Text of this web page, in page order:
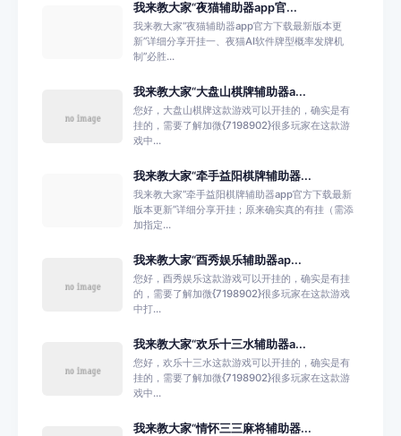
我来教大家“夜猫辅助器app官...
我来教大家“夜猫辅助器app官方下载最新版本更
新”详细分享开挂一、夜猫AI软件牌型概率发牌机
制”必胜...
我来教大家“大盘山棋牌辅助器a...
您好，大盘山棋牌这款游戏可以开挂的，确实是有
挂的，需要了解加微{7198902}很多玩家在这款游
戏中...
我来教大家“牵手益阳棋牌辅助器...
我来教大家“牵手益阳棋牌辅助器app官方下载最新
版本更新”详细分享开挂；原来确实真的有挂（需添
加指定...
我来教大家“酉秀娱乐辅助器ap...
您好，酉秀娱乐这款游戏可以开挂的，确实是有挂
的，需要了解加微{7198902}很多玩家在这款游戏
中打...
我来教大家“欢乐十三水辅助器a...
您好，欢乐十三水这款游戏可以开挂的，确实是有
挂的，需要了解加微{7198902}很多玩家在这款游
戏中...
我来教大家“情怀三三麻将辅助器...